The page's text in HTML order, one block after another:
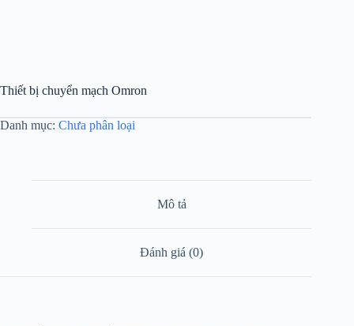
Thiết bị chuyển mạch Omron
Danh mục: Chưa phân loại
Mô tả
Đánh giá (0)